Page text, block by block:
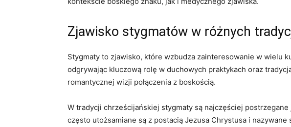
Zjawisko stygmatów w różnych
Stygmaty to zjawisko, które wzbudza zainteresowanie w wielu
odgrywając kluczową ⁣rolę w duchowych praktykach oraz
romantycznej wizji połączenia z boskością.
W tradycji chrześcijańskiej stygmaty są najczęściej
często utożsamiane są z postacią Jezusa​ Chrystusa i nazywane